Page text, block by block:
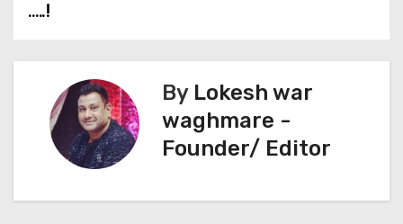
r
n
…..!
By Lokesh war
waghmare -
Founder/ Editor